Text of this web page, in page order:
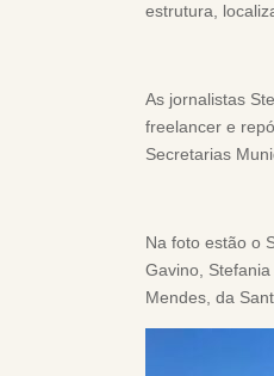
estrutura,
As jornalistas
freelancer e
Secretarias
Na foto estão o
Gavino,
Mendes, da